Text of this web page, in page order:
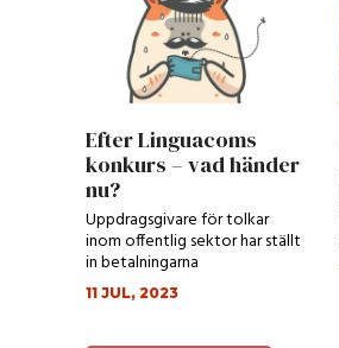
Efter Linguacoms
konkurs – vad händer
nu?
Uppdragsgivare för tolkar
inom offentlig sektor har ställt
in betalningarna
11 JUL, 2023